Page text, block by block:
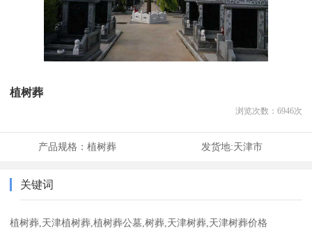
植树葬
浏览次数： 6946次
产品规格： 植树葬 发货地:天津市
关键词
植树葬,天津植树葬,植树葬公墓,树葬,天津树葬,天津树葬价格